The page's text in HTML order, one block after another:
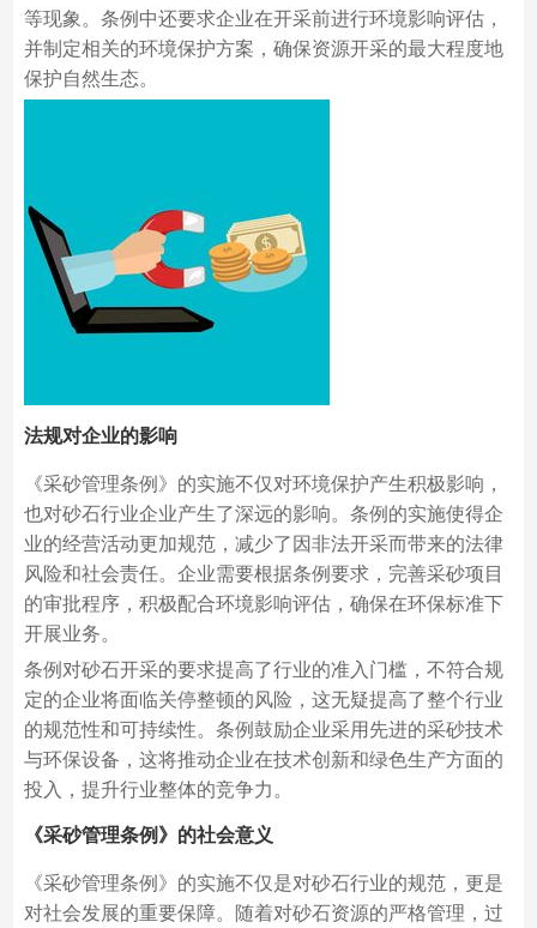
等现象。条例中还要求企业在开采前进行环境影响评估，
并制定相关的环境保护方案，确保资源开采的最大程度地
保护自然生态。
法规对企业的影响
《采砂管理条例》的实施不仅对环境保护产生积极影响，
也对砂石行业企业产生了深远的影响。条例的实施使得企
业的经营活动更加规范，减少了因非法开采而带来的法律
风险和社会责任。企业需要根据条例要求，完善采砂项目
的审批程序，积极配合环境影响评估，确保在环保标准下
开展业务。
条例对砂石开采的要求提高了行业的准入门槛，不符合规
定的企业将面临关停整顿的风险，这无疑提高了整个行业
的规范性和可持续性。条例鼓励企业采用先进的采砂技术
与环保设备，这将推动企业在技术创新和绿色生产方面的
投入，提升行业整体的竞争力。
《采砂管理条例》的社会意义
《采砂管理条例》的实施不仅是对砂石行业的规范，更是
对社会发展的重要保障。随着对砂石资源的严格管理，过